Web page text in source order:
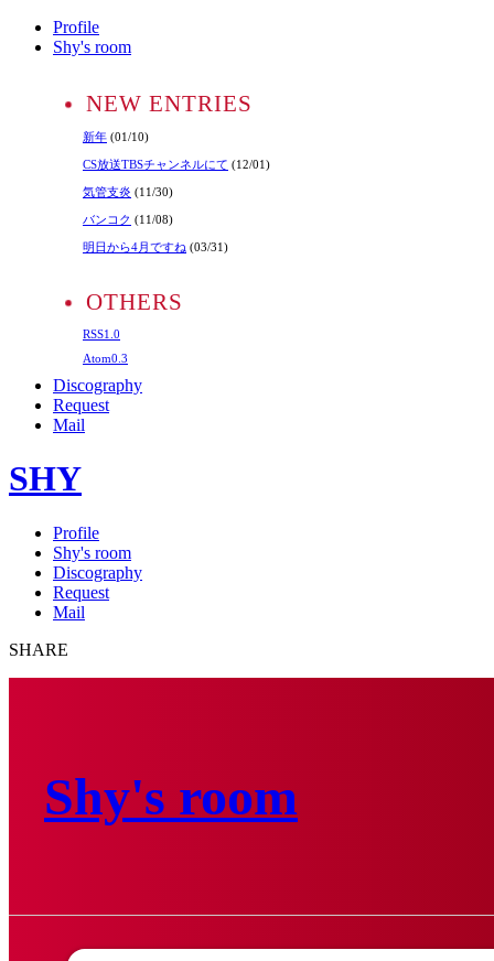
Profile
Shy's room
NEW ENTRIES
新年 (01/10)
CS放送TBSチャンネルにて (12/01)
気管支炎 (11/30)
バンコク (11/08)
明日から4月ですね (03/31)
OTHERS
RSS1.0
Atom0.3
Discography
Request
Mail
SHY
Profile
Shy's room
Discography
Request
Mail
SHARE
Shy's room